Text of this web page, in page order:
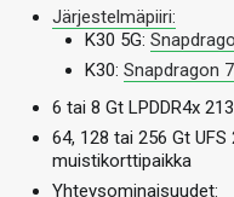
Järjestelmäpiiri:
K30 5G:
K30: Snapdragon
6 tai 8 Gt LPDDR4x
64, 128 tai 256 Gt
muistikorttipaikka
Yhteysominaisuudet: